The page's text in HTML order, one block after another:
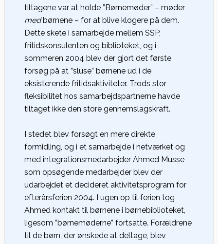
tiltagene var at holde ”Børnemøder” – møder
medbørnene – for at blive klogere på dem.
Dette skete i samarbejde mellem SSP,
fritidskonsulenten og biblioteket, og i
sommeren 2004 blev der gjort det første
forsøg på at ”sluse” børnene ud i de
eksisterende fritidsaktiviteter. Trods stor
fleksibilitet hos samarbejdspartnerne havde
tiltaget ikke den store gennemslagskraft.
I stedet blev forsøgt en mere direkte
formidling, og i et samarbejde i netværket og
med integrationsmedarbejder Ahmed Musse
som opsøgende medarbejder blev der
udarbejdet et decideret aktivitetsprogram for
efterårsferien 2004. I ugen op til ferien tog
Ahmed kontakt til børnene i børnebiblioteket,
ligesom ”børnemøderne” fortsatte. Forældrene
til de børn, der ønskede at deltage, blev